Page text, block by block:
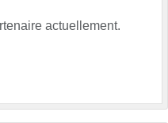
actuellement.